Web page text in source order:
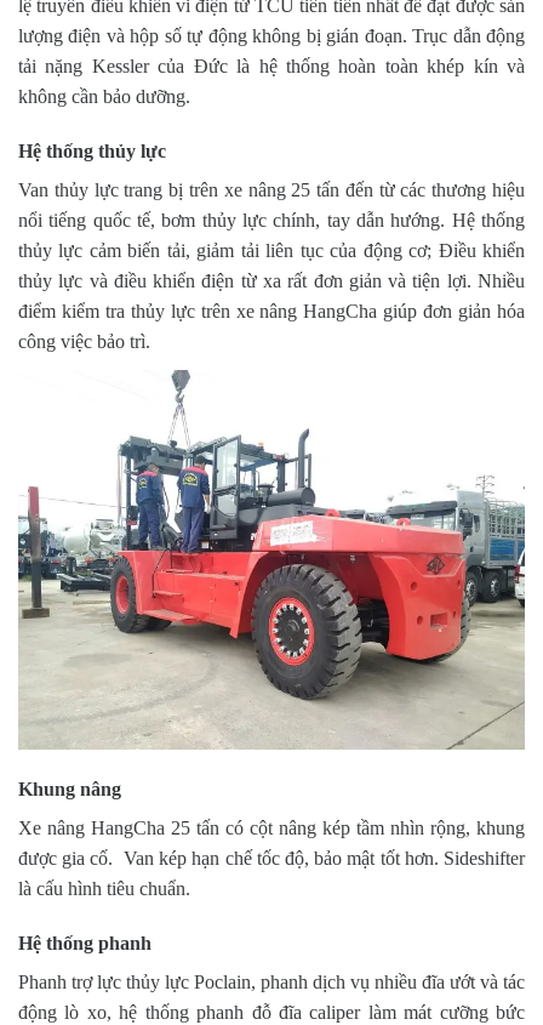
lệ truyền điều khiển vi điện tử TCU tiên tiến nhất để đạt được sản
lượng điện và hộp số tự động không bị gián đoạn. Trục dẫn động
tải nặng Kessler của Đức là hệ thống hoàn toàn khép kín và
không cần bảo dưỡng.
Hệ thống thủy lực
Van thủy lực trang bị trên xe nâng 25 tấn đến từ các thương hiệu
nổi tiếng quốc tế, bơm thủy lực chính, tay dẫn hướng. Hệ thống
thủy lực cảm biến tải, giảm tải liên tục của động cơ; Điều khiển
thủy lực và điều khiển điện từ xa rất đơn giản và tiện lợi. Nhiều
điểm kiểm tra thủy lực trên xe nâng HangCha giúp đơn giản hóa
công việc bảo trì.
Khung nâng
Xe nâng HangCha 25 tấn có cột nâng kép tầm nhìn rộng, khung
được gia cố. Van kép hạn chế tốc độ, bảo mật tốt hơn. Sideshifter
là cấu hình tiêu chuẩn.
Hệ thống phanh
Phanh trợ lực thủy lực Poclain, phanh dịch vụ nhiều đĩa ướt và tác
động lò xo, hệ thống phanh đỗ đĩa caliper làm mát cưỡng bức